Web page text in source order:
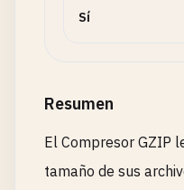
Sí
Resumen
El Compresor GZIP
tamaño de sus